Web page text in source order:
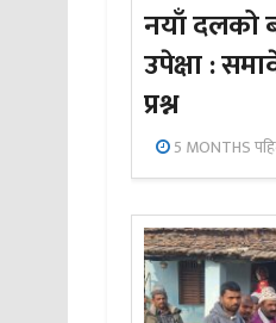
नयाँ दलको
उपेक्षा :
प्रश्न
5 MONTHS